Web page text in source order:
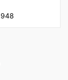
948